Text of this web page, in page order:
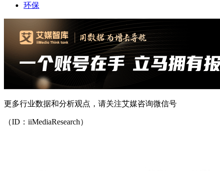
环保
更多行业数据和分析观点，请关注艾媒咨询微信号
（ID：iiMediaResearch）